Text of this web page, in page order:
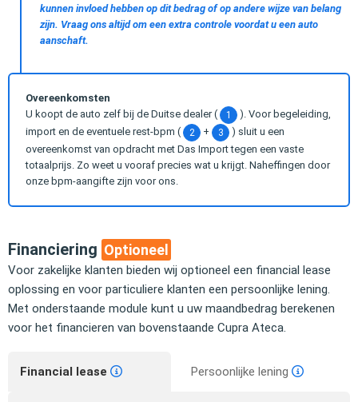
kunnen invloed hebben op dit bedrag of op andere wijze van belang
zijn. Vraag ons altijd om een extra controle voordat u een auto
aanschaft.
Overeenkomsten
U koopt de auto zelf bij de Duitse dealer (
1
). Voor begeleiding,
import en de eventuele rest-bpm (
2 + 3
) sluit u een
overeenkomst van opdracht met Das Import tegen een vaste
totaalprijs. Zo weet u vooraf precies wat u krijgt. Naheffingen door
onze bpm-aangifte zijn voor ons.
Financiering Optioneel
Voor zakelijke klanten bieden wij optioneel een financial lease
oplossing en voor particuliere klanten een persoonlijke lening.
Met onderstaande module kunt u uw maandbedrag berekenen
voor het financieren van bovenstaande Cupra Ateca.
Financial lease Persoonlijke lening